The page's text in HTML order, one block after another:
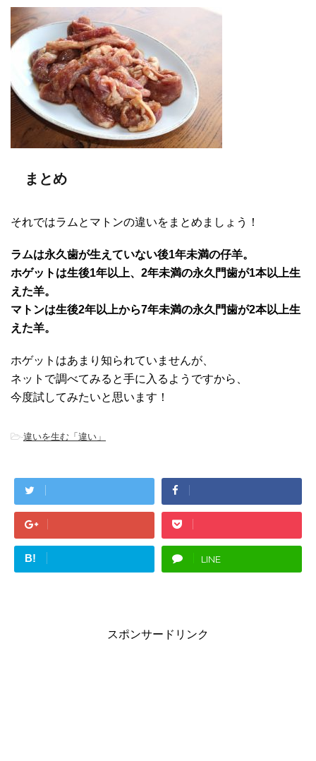
まとめ
それではラムとマトンの違いをまとめましょう！
ラムは永久歯が生えていない後1年未満の仔羊。
ホゲットは生後1年以上、2年未満の永久門歯が1本以上生
えた羊。
マトンは生後2年以上から7年未満の永久門歯が2本以上生
えた羊。
ホゲットはあまり知られていませんが、
ネットで調べてみると手に入るようですから、
今度試してみたいと思います！
-違いを生む「違い」
B! LINE
スポンサードリンク